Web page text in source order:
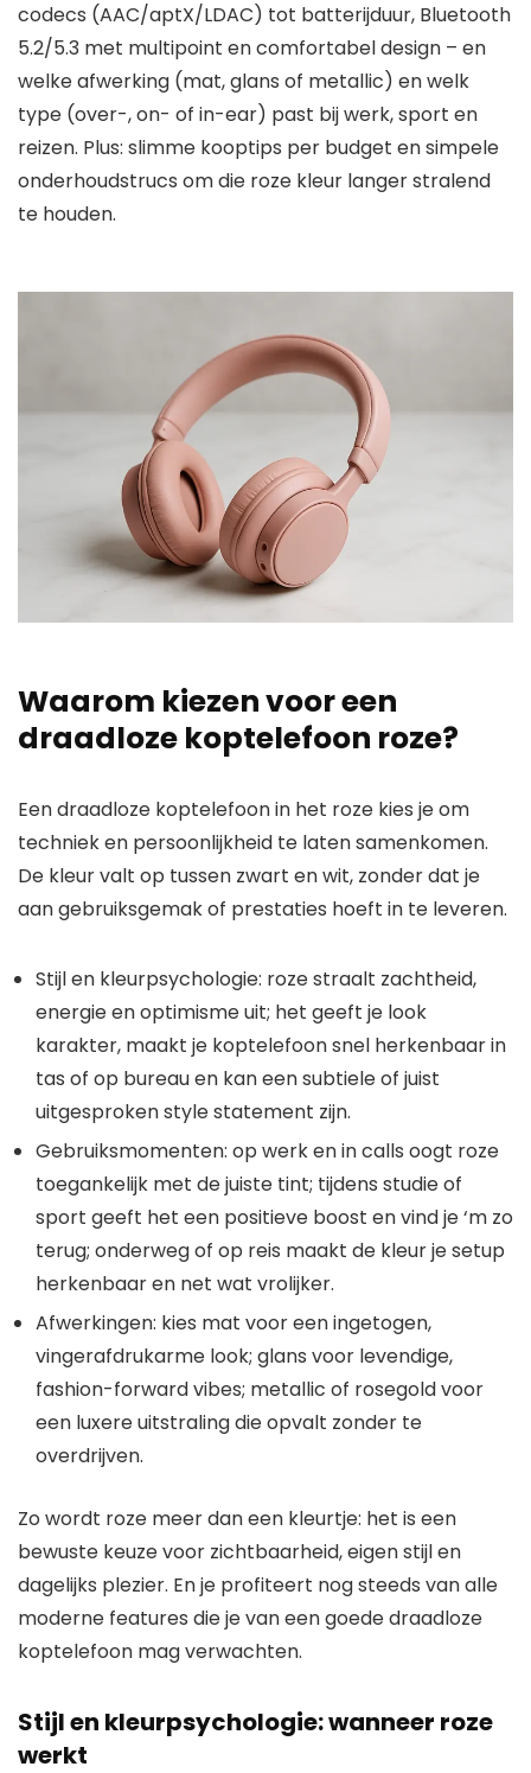
codecs (AAC/aptX/LDAC) tot batterijduur, Bluetooth
5.2/5.3 met multipoint en comfortabel design – en
welke afwerking (mat, glans of metallic) en welk
type (over-, on- of in-ear) past bij werk, sport en
reizen. Plus: slimme kooptips per budget en simpele
onderhoudstrucs om die roze kleur langer stralend
te houden.
Waarom kiezen voor een
draadloze koptelefoon roze?
Een draadloze koptelefoon in het roze kies je om
techniek en persoonlijkheid te laten samenkomen.
De kleur valt op tussen zwart en wit, zonder dat je
aan gebruiksgemak of prestaties hoeft in te leveren.
Stijl en kleurpsychologie: roze straalt zachtheid,
energie en optimisme uit; het geeft je look
karakter, maakt je koptelefoon snel herkenbaar in
tas of op bureau en kan een subtiele of juist
uitgesproken style statement zijn.
Gebruiksmomenten: op werk en in calls oogt roze
toegankelijk met de juiste tint; tijdens studie of
sport geeft het een positieve boost en vind je ‘m zo
terug; onderweg of op reis maakt de kleur je setup
herkenbaar en net wat vrolijker.
Afwerkingen: kies mat voor een ingetogen,
vingerafdrukarme look; glans voor levendige,
fashion-forward vibes; metallic of rosegold voor
een luxere uitstraling die opvalt zonder te
overdrijven.
Zo wordt roze meer dan een kleurtje: het is een
bewuste keuze voor zichtbaarheid, eigen stijl en
dagelijks plezier. En je profiteert nog steeds van alle
moderne features die je van een goede draadloze
koptelefoon mag verwachten.
Stijl en kleurpsychologie: wanneer roze
werkt